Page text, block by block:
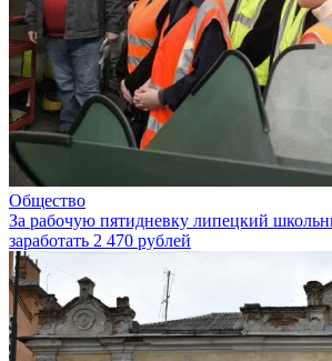
Общество
За рабочую пятидневку липецкий
заработать 2 470 рублей